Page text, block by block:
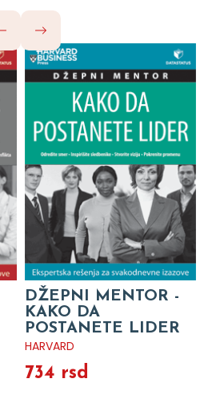
DŽEPNI MENTOR -
KAKO DA
POSTANETE LIDER
HARVARD
734 rsd